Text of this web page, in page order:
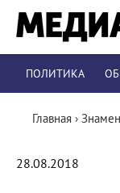
ПОЛИТИКА
Главная ›
28.08.2018